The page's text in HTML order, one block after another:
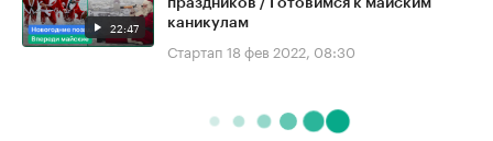
22:47
каникулам
Стартап 18 фев 2022, 08:30